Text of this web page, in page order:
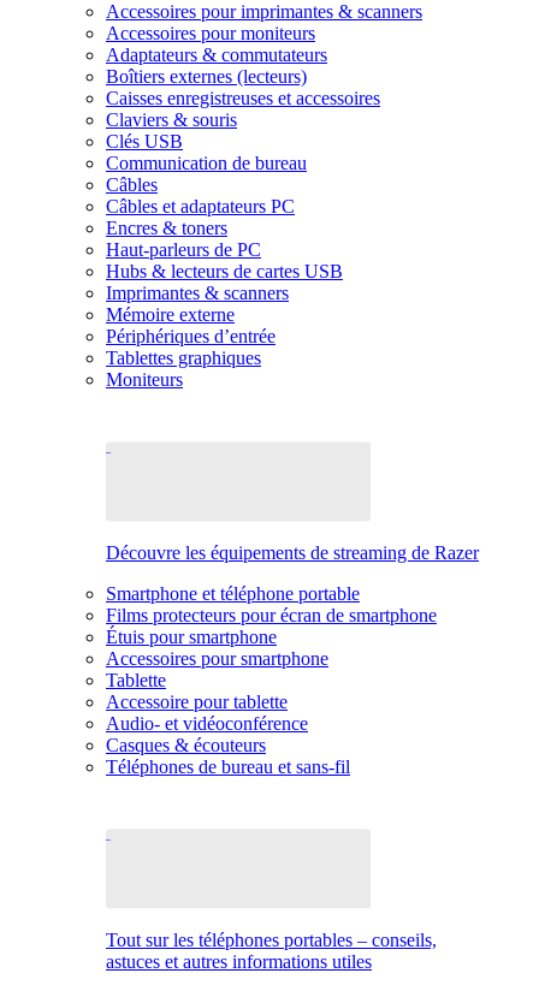
Accessoires pour imprimantes & scanners
Accessoires pour moniteurs
Adaptateurs & commutateurs
Boîtiers externes (lecteurs)
Caisses enregistreuses et accessoires
Claviers & souris
Clés USB
Communication de bureau
Câbles
Câbles et adaptateurs PC
Encres & toners
Haut-parleurs de PC
Hubs & lecteurs de cartes USB
Imprimantes & scanners
Mémoire externe
Périphériques d’entrée
Tablettes graphiques
Moniteurs
Découvre les équipements de streaming de Razer
Smartphone et téléphone portable
Films protecteurs pour écran de smartphone
Étuis pour smartphone
Accessoires pour smartphone
Tablette
Accessoire pour tablette
Audio- et vidéoconférence
Casques & écouteurs
Téléphones de bureau et sans-fil
Tout sur les téléphones portables – conseils,
astuces et autres informations utiles